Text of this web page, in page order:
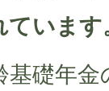
います
基礎年金